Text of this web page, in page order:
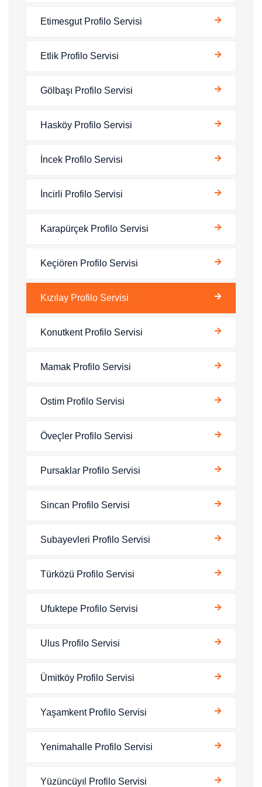
Etimesgut Profilo Servisi
Etlik Profilo Servisi
Gölbaşı Profilo Servisi
Hasköy Profilo Servisi
İncek Profilo Servisi
İncirli Profilo Servisi
Karapürçek Profilo Servisi
Keçiören Profilo Servisi
Kızılay Profilo Servisi
Konutkent Profilo Servisi
Mamak Profilo Servisi
Ostim Profilo Servisi
Öveçler Profilo Servisi
Pursaklar Profilo Servisi
Sincan Profilo Servisi
Subayevleri Profilo Servisi
Türközü Profilo Servisi
Ufuktepe Profilo Servisi
Ulus Profilo Servisi
Ümitköy Profilo Servisi
Yaşamkent Profilo Servisi
Yenimahalle Profilo Servisi
Yüzüncüyıl Profilo Servisi